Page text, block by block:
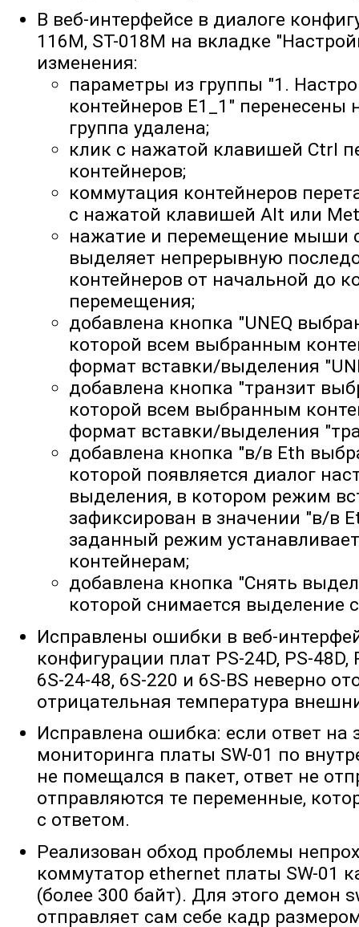
В веб-интерфейсе в диалоге
116M, ST-018M на вкладке
изменения:
параметры из группы "1.
контейнеров E1_1"
группа удалена;
клик с нажатой клавишей Ctrl
контейнеров;
коммутация контейнеров
с нажатой клавишей Alt или
нажатие и перемещение мыши
выделяет непрерывную
контейнеров от начальной до
перемещения;
добавлена кнопка "UNEQ
которой всем выбранным
формат вставки/выделения
добавлена кнопка "транзит
которой всем выбранным
формат вставки/выделения
добавлена кнопка "в/в Eth
которой появляется диалог
выделения, в котором режим
зафиксирован в значении "в/в
заданный режим
контейнерам;
добавлена кнопка "Снять
которой снимается выделение
Исправлены ошибки в веб-
конфигурации плат PS-24D, PS-48D,
6S-24-48, 6S-220 и 6S-BS неверно
отрицательная температура
Исправлена ошибка: если ответ на
мониторинга платы SW-01 по
не помещался в пакет, ответ не
отправляются те переменные,
с ответом.
Реализован обход проблемы
коммутатор ethernet платы SW-01
(более 300 байт). Для этого демон
отправляет сам себе кадр